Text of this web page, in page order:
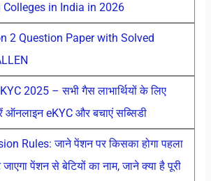
Colleges in India in 2026
2 Question Paper with Solved
2025 – सभी गैस लाभार्थियों के लिए
eKYC और बचाएं सब्सिडी
Rules: जाने पेंशन पर किसका होगा पहला
पेंशन से बेटियों का नाम, जाने क्या है पूरी